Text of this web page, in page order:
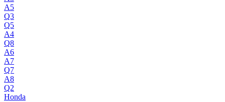
A5
Q3
Q5
A4
Q8
A6
A7
Q7
A8
Q2
Honda